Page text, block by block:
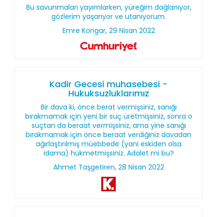
Bu savunmaları yayımlarken, yüreğim dağlanıyor,
gözlerim yaşarıyor ve utanıyorum.
Emre Kongar, 29 Nisan 2022
Kadir Gecesi muhasebesi -
Hukuksuzluklarımız
Bir dava ki, önce berat vermişsiniz, sanığı
bırakmamak için yeni bir suç üretmişsiniz, sonra o
suçtan da beraat vermişsiniz, ama yine sanığı
bırakmamak için önce beraat verdiğiniz davadan
ağırlaştırılmış müebbede (yani eskiden olsa
idama) hükmetmişsiniz. Adalet mi bu?
Ahmet Taşgetiren, 28 Nisan 2022